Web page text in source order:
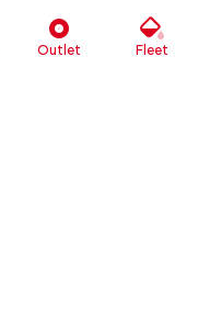
Outlet Fleet